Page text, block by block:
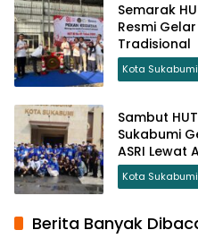
Semarak
Resmi
Tradisional
Kota Sukabumi
Sambut
Sukabumi
ASRI Lewat
Kota Sukabumi
Berita Banyak